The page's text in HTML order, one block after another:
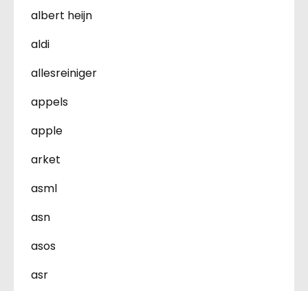
albert heijn
aldi
allesreiniger
appels
apple
arket
asml
asn
asos
asr